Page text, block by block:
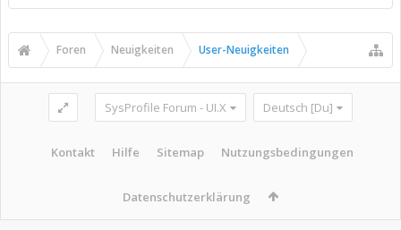
Foren Neuigkeiten User-Neuigkeiten
SysProfile Forum - UI.X Deutsch [Du]
Kontakt Hilfe Sitemap Nutzungsbedingungen
Datenschutzerklärung